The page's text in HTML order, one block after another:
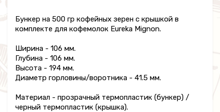
Бункер на 500 гр кофейных зерен с крышкой в
комплекте для кофемолок Eureka Mignon.
Ширина - 106 мм.
Глубина - 106 мм.
Высота - 194 мм.
Диаметр горловины/воротника - 41.5 мм.
Материал - прозрачный термопластик (бункер) /
черный термопластик (крышка).